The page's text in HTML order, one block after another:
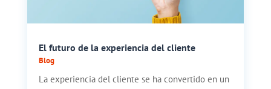
El futuro de la experiencia del cliente
Blog
La experiencia del cliente se ha convertido en un